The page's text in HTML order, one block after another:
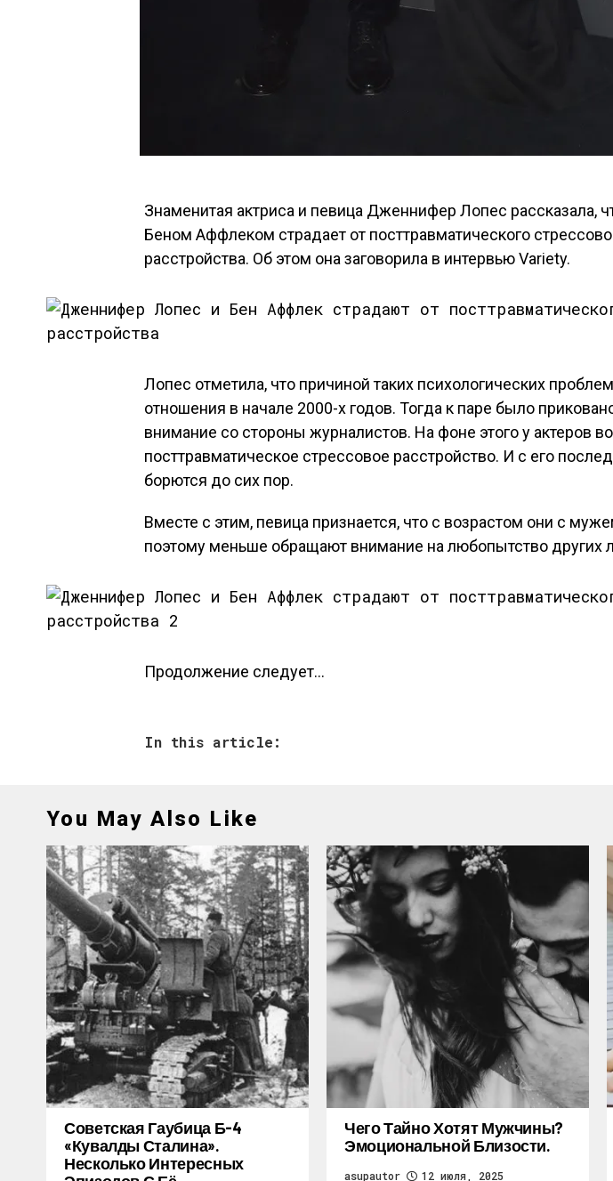
Знаменитая актриса и певица Дженнифер Лопес рассказала,
Беном Аффлеком страдает от посттравматического
расстройства. Об этом она заговорила в интервью Variety.
Лопес отметила, что причиной таких психологических
отношения в начале 2000-х годов. Тогда к паре было
внимание со стороны журналистов. На фоне этого у актеров
посттравматическое стрессовое расстройство. И с его
борются до сих пор.
Вместе с этим, певица признается, что с возрастом они с
поэтому меньше обращают внимание на любопытство других
Продолжение следует…
In this article:
You May Also Like
Советская Гаубица Б-4
«Кувалды Сталина».
Несколько Интересных
Чего Тайно Хотят Мужчины?
Эмоциональной Близости.
asupautor 12 июля, 2025